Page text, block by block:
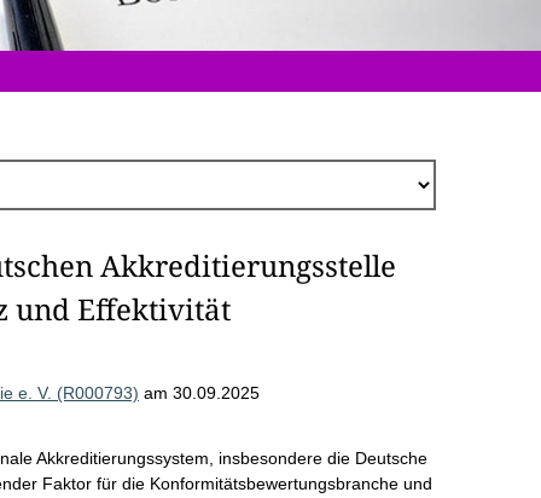
Akkreditierungsstelle
und Effektivität
e. V. (R000793) am 30.09.2025
Akkreditierungssystem, insbesondere die Deutsche
Faktor für die Konformitätsbewertungsbranche und